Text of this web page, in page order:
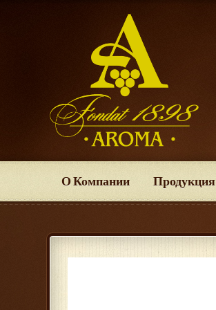
О Компании Продукция